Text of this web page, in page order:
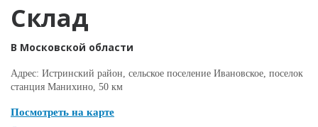
Склад
В Московской области
Адрес: Истринский район, сельское поселение Ивановское, поселок
станция Манихино, 50 км
Посмотреть на карте